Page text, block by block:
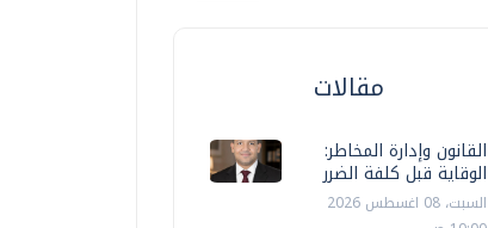
مقالات
القانون وإدارة المخاطر:
الوقاية قبل كلفة الضرر
السبت، 08 اغسطس 2026